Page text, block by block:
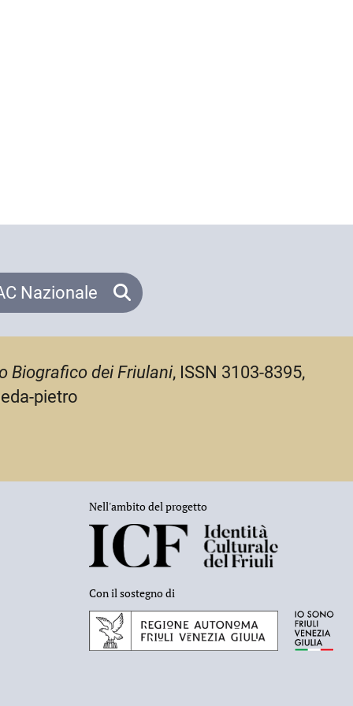
Nazionale
Biografico dei Friulani, ISSN 3103-8395,
pietro
Nell'ambito del progetto
Con il sostegno di